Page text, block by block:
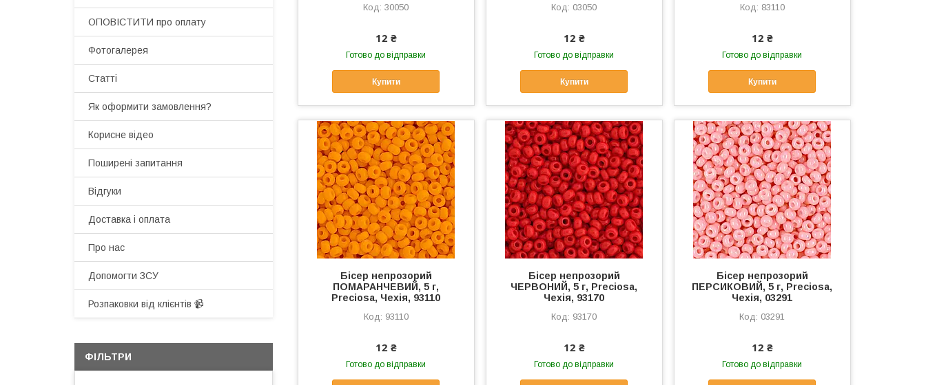
30050
12 ₴
Готово до відправки
Купити
03050
12 ₴
Готово до відправки
Купити
83110
12 ₴
Готово до відправки
Купити
Бісер непрозорий
ПОМАРАНЧЕВИЙ, 5 г,
Preciosa, Чехія, 93110
93110
12 ₴
Готово до відправки
Бісер непрозорий
ЧЕРВОНИЙ, 5 г, Preciosa,
Чехія, 93170
93170
12 ₴
Готово до відправки
Бісер непрозорий
ПЕРСИКОВИЙ, 5 г, Preciosa,
Чехія, 03291
03291
12 ₴
Готово до відправки
ОПОВІСТИТИ про оплату
Фотогалерея
Статті
Як оформити замовлення?
Корисне відео
Поширені запитання
Відгуки
Доставка і оплата
Про нас
Допомогти ЗСУ
Розпаковки від клієнтів 📹
ФІЛЬТРИ